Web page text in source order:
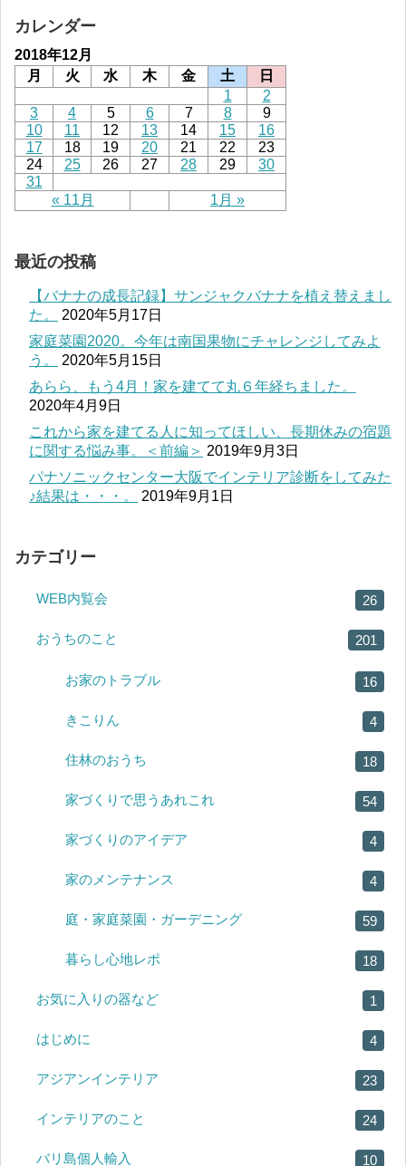
カレンダー
2018年12月
月
火 水 木 金 土 日
« 11月 1月 »
1
2
3
4 5 6 7 8
9
10
11 12 13 14 15
16
17
18 19 20 21 22
23
24
25 26 27 28 29
30
31
最近の投稿
【バナナの成長記録】サンジャクバナナを植え替えまし
た。
2020年5月17日
家庭菜園2020。今年は南国果物にチャレンジしてみよ
う。
2020年5月15日
あらら、もう4月！家を建てて丸６年経ちました。
2020年4月9日
これから家を建てる人に知ってほしい、長期休みの宿題
に関する悩み事。＜前編＞ 2019年9月3日
パナソニックセンター大阪でインテリア診断をしてみた
♪結果は・・・。
2019年9月1日
カテゴリー
WEB内覧会 26
おうちのこと 201
お家のトラブル 16
きこりん 4
住林のおうち 18
家づくりで思うあれこれ 54
家づくりのアイデア 4
家のメンテナンス 4
庭・家庭菜園・ガーデニング 59
暮らし心地レポ 18
お気に入りの器など 1
はじめに 4
アジアンインテリア 23
インテリアのこと 24
バリ島個人輸入 10